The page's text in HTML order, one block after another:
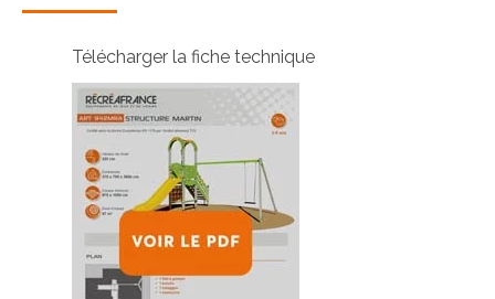
Télécharger la fiche technique